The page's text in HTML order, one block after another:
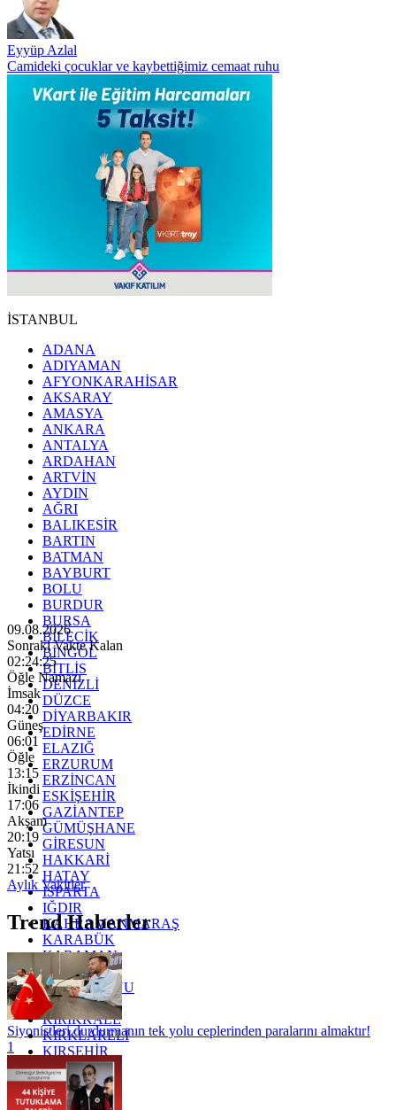
Eyyüp Azlal
Camideki çocuklar ve kaybettiğimiz cemaat ruhu
İSTANBUL
ADANA
ADIYAMAN
AFYONKARAHİSAR
AKSARAY
AMASYA
ANKARA
ANTALYA
ARDAHAN
ARTVİN
AYDIN
AĞRI
BALIKESİR
BARTIN
BATMAN
BAYBURT
BOLU
BURDUR
BURSA
BİLECİK
BİNGÖL
BİTLİS
DENİZLİ
DÜZCE
DİYARBAKIR
EDİRNE
ELAZIĞ
ERZURUM
ERZİNCAN
ESKİŞEHİR
GAZİANTEP
GÜMÜŞHANE
GİRESUN
HAKKARİ
HATAY
ISPARTA
IĞDIR
KAHRAMANMARAŞ
KARABÜK
KARAMAN
KARS
KASTAMONU
KAYSERİ
KIRIKKALE
KIRKLARELİ
KIRŞEHİR
KOCAELİ
KONYA
KÜTAHYA
09.08.2026
Sonraki Vakte Kalan
02:24:24
Öğle Namazı
İmsak
04:20
Güneş
06:01
Öğle
13:15
İkindi
17:06
Akşam
20:19
Yatsı
21:52
Aylık Vakitler
Trend Haberler
Siyonistleri durdurmanın tek yolu ceplerinden paralarını almaktır!
1